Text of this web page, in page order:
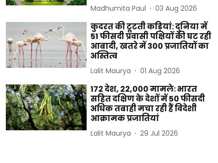
Madhumita Paul 03 Aug 2026
कुदरत की टूटती कड़ियां: दुनिया में
51 फीसदी प्रवासी पक्षियों की घट रही
आबादी, खतरे में 300 प्रजातियों का
अस्तित्व
Lalit Maurya 01 Aug 2026
172 देश, 22,000 मामले: भारत
सहित दक्षिण के देशों में 50 फीसदी
अधिक तबाही मचा रही हैं विदेशी
आक्रामक प्रजातियां
Lalit Maurya 29 Jul 2026